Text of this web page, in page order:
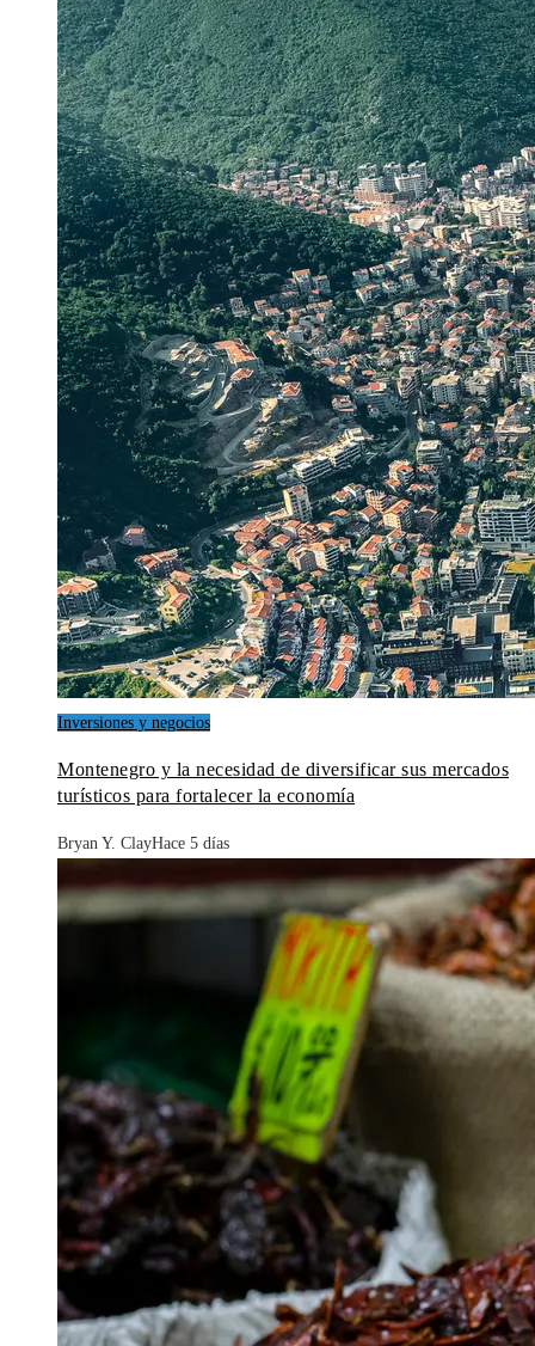
Inversiones y negocios
Montenegro y la necesidad de diversificar sus mercados
turísticos para fortalecer la economía
Bryan Y. ClayHace 5 días